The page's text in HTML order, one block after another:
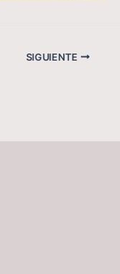
SIGUIENTE